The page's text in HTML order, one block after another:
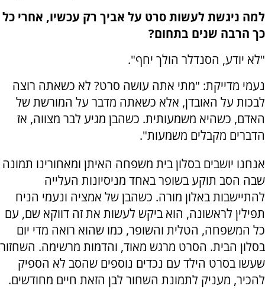
למה ניגשת לעשות סרט על אביך רק עכשיו, אחרי כל
כך הרבה שנים בתחום?
"לא יודע, הסנדלר הולך יחף".
נעמי מדייקת: "מתי אתה עושה סרט? לא כשאתה רוצה
לבכות על האובדן, אלא כשאתה מדבר על המורשת של
האדם, כשהיא משמעותית. כשהבן מגיע לבר מצווה, אז
הדברים מקבלים משמעות".
אנחנו יושבים בסלון בית משפחה האיתן ומאחורינו תמונה
שבה הסב תוקע בשופר באחד מניסיונות העלייה
להתיישבות באלון מורה. כשהבן של אמציה ונעמי הניח
תפילין לראשונה, הוא ביקש לעשות את זה דווקא שם, עם
כל המשפחה, הטלית והשופר, כמו שהוא רואה מדי יום
בסלון הבית. הסרט מרגש מאוד, והדמות מרשימה. השחזור
שעשו בסרט הילד עם נכדים נוספים שהסב לא הספיק
להכיר, מעניק לתמונת השחור לבן הזאת חיים מחודשים.